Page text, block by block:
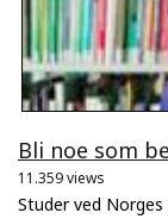
Bli noe som
11.359 views
Studer ved